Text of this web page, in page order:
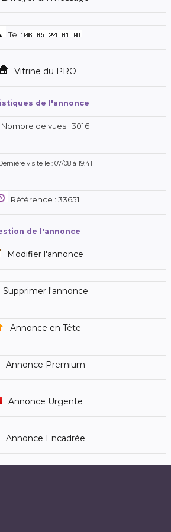
Tel :
Vitrine du PRO
de l'annonce
Nombre de vues : 3016
visite le : 07/08 à 19:41
Référence : 33651
de l'annonce
Modifier l'annonce
Supprimer l'annonce
Annonce en Tête
Annonce Premium
Annonce Urgente
Annonce Encadrée